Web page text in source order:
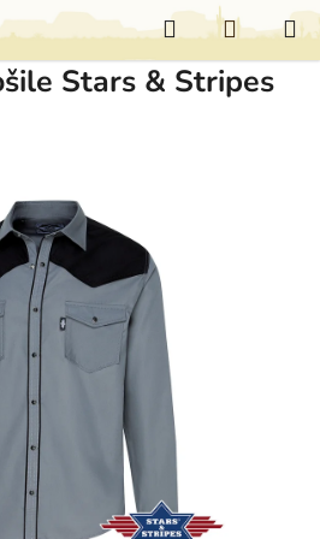
Hledat
KOŠÍK
Stars & Stripes